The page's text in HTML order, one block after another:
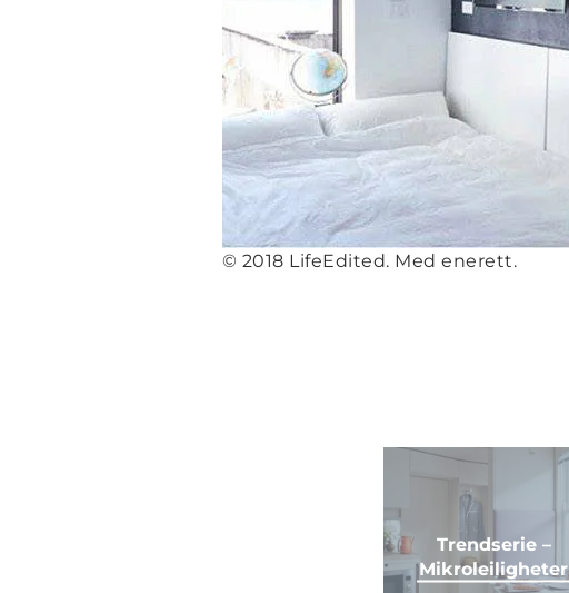
© 2018 LifeEdited. Med enerett.
Trendserie –
Mikroleiligheter